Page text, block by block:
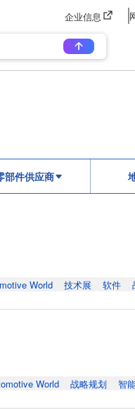
企业信息
部件供应商
World 技术展 软件
World 战略规划 智